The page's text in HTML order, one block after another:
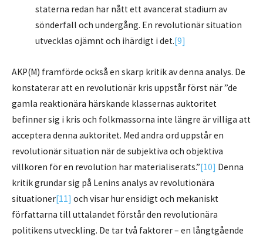
staterna redan har nått ett avancerat stadium av
sönderfall och undergång. En revolutionär situation
utvecklas ojämnt och ihärdigt i det.[9]
AKP(M) framförde också en skarp kritik av denna analys. De
konstaterar att en revolutionär kris uppstår först när ”de
gamla reaktionära härskande klassernas auktoritet
befinner sig i kris och folkmassorna inte längre är villiga att
acceptera denna auktoritet. Med andra ord uppstår en
revolutionär situation när de subjektiva och objektiva
villkoren för en revolution har materialiserats.”[10] Denna
kritik grundar sig på Lenins analys av revolutionära
situationer[11] och visar hur ensidigt och mekaniskt
författarna till uttalandet förstår den revolutionära
politikens utveckling. De tar två faktorer – en långtgående